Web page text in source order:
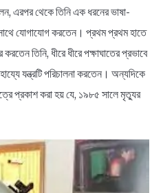
এরপর থেকে তিনি এক ধরনের ভাষা-
সাথে যোগাযোগ করতেন। প্রথম প্রথম হাতে
করতেন তিনি, ধীরে ধীরে পক্ষাঘাতের প্রভাবে
যন্ত্রটি পরিচালনা করতেন। অন্যদিকে
প্রকাশ করা হয় যে, ১৯৮৫ সালে মৃত্যুর